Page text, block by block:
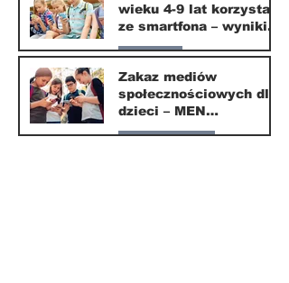
16 mar
wieku 4-9 lat korzysta
ze smartfona – wyniki
badania Krajowego
Instytutu Mediów
Parents
1 mar
Zakaz mediów
społecznościowych dla
dzieci – MEN
przedstawia projekt